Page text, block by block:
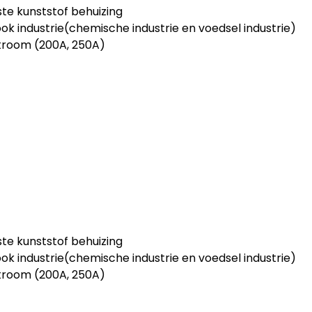
kunststof behuizing
industrie(chemische industrie en voedsel industrie)
(200A, 250A)
kunststof behuizing
industrie(chemische industrie en voedsel industrie)
(200A, 250A)